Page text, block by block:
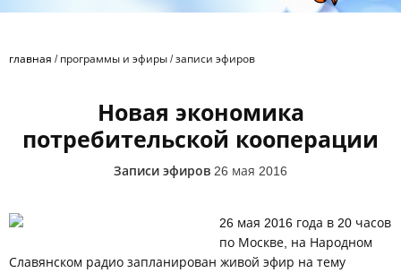
главная / программы и эфиры /записи эфиров
Новая экономика
потребительской кооперации
Записи эфиров 26 мая 2016
26 мая 2016 года в 20 часов
по Москве, на Народном
Славянском радио запланирован живой эфир на тему